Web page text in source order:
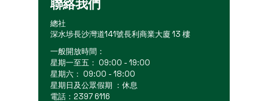
聯絡我們
總社
深水埗長沙灣道141號長利商業大廈 13 樓
一般開放時間：
星期一至五： 09:00 - 19:00
星期六： 09:00 - 18:00
星期日及公眾假期 ：休息
電話：2397 6116